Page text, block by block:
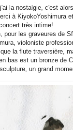
la nostalgie, c'est
à KiyokoYoshimura
très intime!
pour les graveures de
violoniste
la flute traversière,
bas est un bronze de
un grand